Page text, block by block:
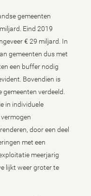
gemeenten
Eind 2019
€ 29 miljard. In
gemeenten dus met
een buffer nodig
Bovendien is
verdeeld.
in individuele
door een deel
met een
meerjarig
lijkt weer groter te